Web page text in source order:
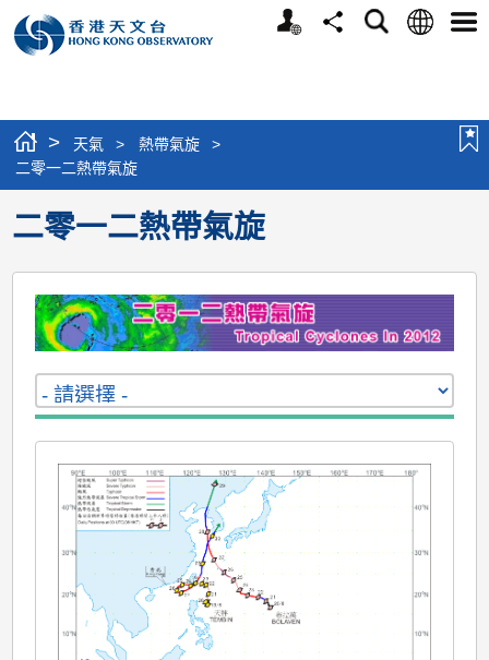
個
分
搜
語
選
> 天氣 > 熱帶氣旋
>
二零一二熱帶氣旋
二零一二熱帶氣旋